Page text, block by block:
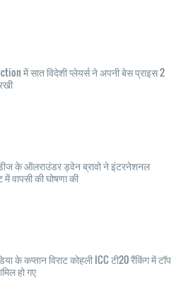
में सात विदेशी प्लेयर्स ने अपनी बेस प्राइस 2
के ऑलराउंडर ड्वेन ब्रावो ने इंटरनेशनल
वापसी की घोषणा की
के कप्तान विराट कोहली ICC टी20 रैंकिंग में टॉप
हो गए